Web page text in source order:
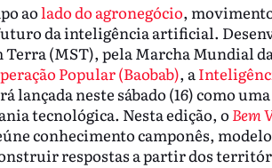
aolado do agronegócio,
da inteligência artificial.
(MST), pela Marcha Mundial
Popular (Baobab), a
lançada neste sábado (16) como
tecnológica. Nesta edição, o Bem
conhecimento camponês,
respostas a partir dos